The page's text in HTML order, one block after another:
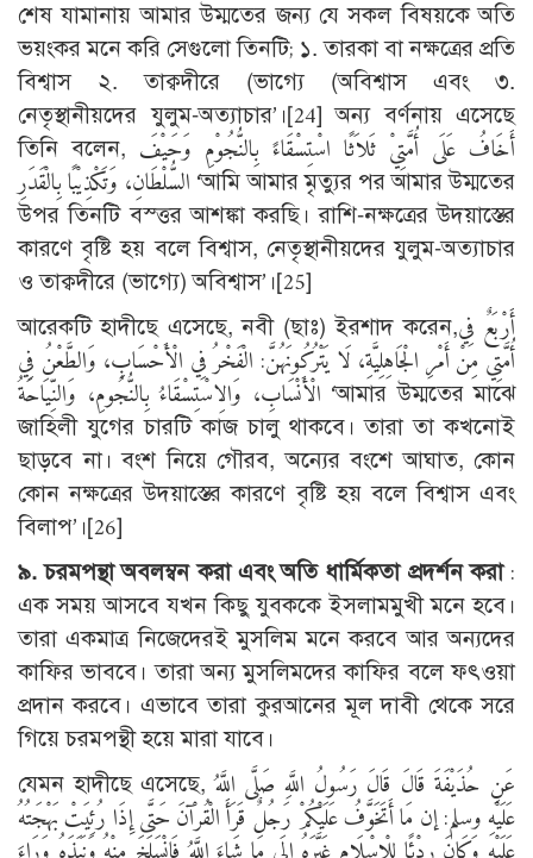
শেষ যামানায় আমার উম্মতের জন্য যে সকল বিষয়কে অতি
ভয়ংকর মনে করি সেগুলো তিনটি; ১. তারকা বা নক্ষত্রের প্রতি
বিশ্বাস ২. তাক্বদীরে (ভাগ্যে (অবিশ্বাস এবং ৩.
নেতৃস্থানীয়দের যুলুম-অত্যাচার’।[24] অন্য বর্ণনায় এসেছে
তিনি বলেন, أَخَافُ عَلَى أُمَّتِيْ ثَلاَثًا اسْتِسْقَاءً بِالنُّجُوْمِ وَحَيْفَ
السُّلْطَانِ، وَتَكْذِيْبًا بِالْقَدَرِ ‘আমি আমার মৃত্যুর পর আমার উম্মতের
উপর তিনটি বস্ত্তর আশঙ্কা করছি। রাশি-নক্ষত্রের উদয়াস্তের
কারণে বৃষ্টি হয় বলে বিশ্বাস, নেতৃস্থানীয়দের যুলুম-অত্যাচার
ও তাক্বদীরে (ভাগ্যে) অবিশ্বাস’।[25]
আরেকটি হাদীছে এসেছে, নবী (ছাঃ) ইরশাদ করেন,أَرْبَعٌ فِي
أُمَّتِي مِنْ أَمْرِ الْجَاهِلِيَّةِ، لَا يَتْرُكُونَهُنَّ: الْفَخْرُ فِي الْأَحْسَابِ، وَالطَّعْنُ فِي
الْأَنْسَابِ، وَالِاسْتِسْقَاءُ بِالنُّجُومِ، وَالنِّيَاحَةُ ‘আমার উম্মতের মাঝে
জাহিলী যুগের চারটি কাজ চালু থাকবে। তারা তা কখনোই
ছাড়বে না। বংশ নিয়ে গৌরব, অন্যের বংশে আঘাত, কোন
কোন নক্ষত্রের উদয়াস্তের কারণে বৃষ্টি হয় বলে বিশ্বাস এবং
বিলাপ’।[26]
৯. চরমপন্থা অবলম্বন করা এবং অতি ধার্মিকতা প্রদর্শন করা:
এক সময় আসবে যখন কিছু যুবককে ইসলামমুখী মনে হবে।
তারা একমাত্র নিজেদেরই মুসলিম মনে করবে আর অন্যদের
কাফির ভাববে। তারা অন্য মুসলিমদের কাফির বলে ফৎওয়া
প্রদান করবে। এভাবে তারা কুরআনের মূল দাবী থেকে সরে
গিয়ে চরমপন্থী হয়ে মারা যাবে।
যেমন হাদীছে এসেছে, عَنِ حُذَيْفَةَ قَالَ قَالَ رَسُولُ اللَّهِ صَلَّى اللَّهُ
عَلَيْهِ وسلم: إن مَا أَتَخَوَّفُ عَلَيْكُمْ رَجُلٌ قَرَأَ الْقُرْآنَ حَتَّى إِذَا رُئِيَتْ بَهْجَتُهُ
عَلَيْهِ وَكَانَ رِدْئًا لِلْإِسْلَامِ غَيَّرَهُ إِلَى مَا شَاءَ اللَّهُ فَانْسَلَخَ مِنْهُ وَنَبَذَهُ وَرَاءَ